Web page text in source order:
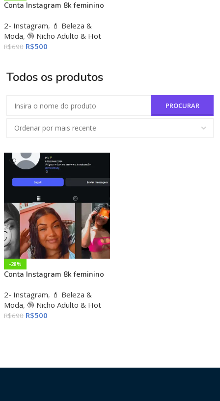
Conta Instagram 8k feminino
2- Instagram, 💄 Beleza &
Moda, 🔞 Nicho Adulto & Hot
R$690 R$500
Todos os produtos
-28%
Conta Instagram 8k feminino
2- Instagram, 💄 Beleza &
Moda, 🔞 Nicho Adulto & Hot
R$690 R$500